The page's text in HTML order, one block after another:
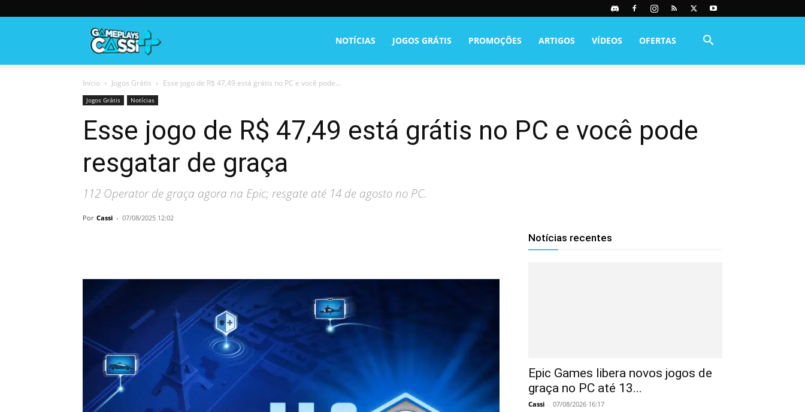
NOTÍCIAS JOGOS GRÁTIS PROMOÇÕES ARTIGOS VÍDEOS OFERTAS
Início Jogos Grátis Esse jogo de R$ 47,49 está grátis no PC e você pode...
Jogos Grátis Notícias
Esse jogo de R$ 47,49 está grátis no PC e você pode
resgatar de graça
112 Operator de graça agora na Epic; resgate até 14 de agosto no PC.
Por Cassi - 07/08/2025 12:02
Notícias recentes
Epic Games libera novos jogos de
graça no PC até 13...
Cassi - 07/08/2026 16:17